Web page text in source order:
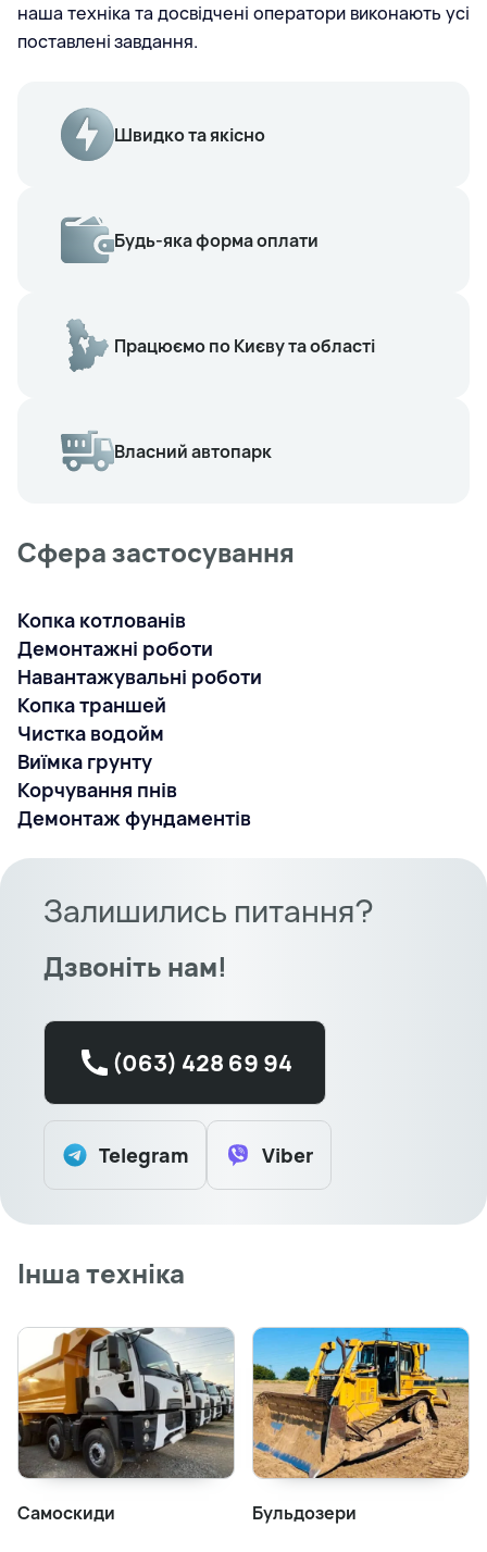
наша техніка та досвідчені оператори виконають усі
поставлені завдання.
Швидко та якісно
Будь-яка форма оплати
Працюємо по Києву та області
Власний автопарк
Сфера застосування
Копка котлованів
Демонтажні роботи
Навантажувальні роботи
Копка траншей
Чистка водойм
Виїмка грунту
Корчування пнів
Демонтаж фундаментів
Залишились питання?
Дзвоніть нам!
(063) 428 69 94
Telegram Viber
Інша техніка
Самоскиди Бульдозери